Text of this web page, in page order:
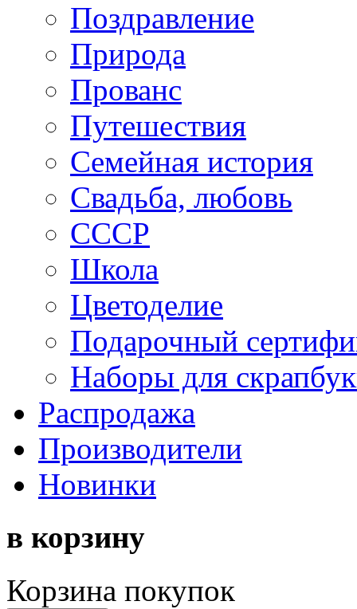
Поздравление
Природа
Прованс
Путешествия
Семейная история
Свадьба, любовь
СССР
Школа
Цветоделие
Подарочный
Наборы для
Распродажа
Производители
Новинки
в корзину
Корзина покупок